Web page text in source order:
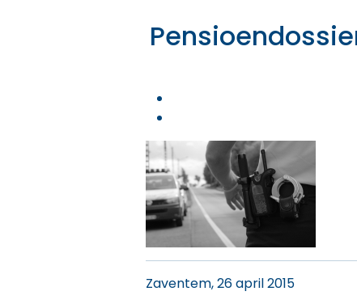
Zaventem, 26 april 2015